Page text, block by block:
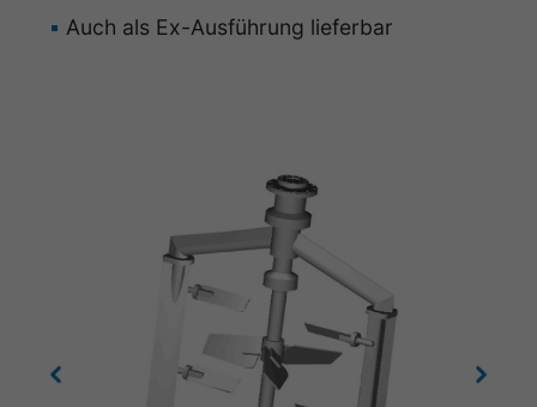
Auch als Ex-Ausführung lieferbar
Previous Next